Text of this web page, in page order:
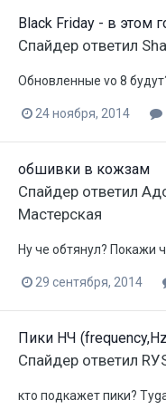
Black Friday - в этом
Спайдер ответил
Обновленные vo 8
24 ноября, 2014
обшивки в кожзам
Спайдер ответил
Мастерская
Ну че обтянул? Покажи
29 сентября, 2014
Пики НЧ
Спайдер ответил
кто подкажет пики?